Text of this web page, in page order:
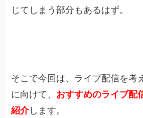
じてしまう部分もあるはず。
そこで今回は、ライブ配信を考
に向けて、 おすすめのライブ配
紹介します。